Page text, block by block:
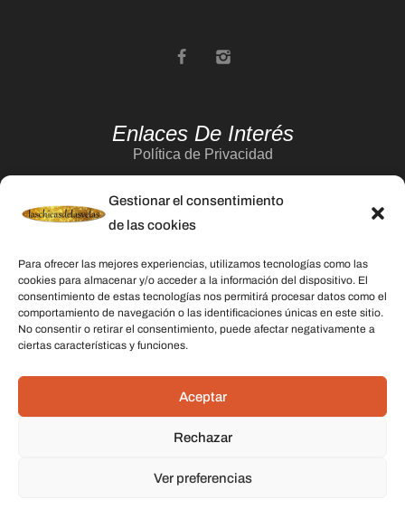
Gestionar el consentimiento
de las cookies
Para ofrecer las mejores experiencias, utilizamos tecnologías como las
cookies para almacenar y/o acceder a la información del dispositivo. El
consentimiento de estas tecnologías nos permitirá procesar datos como el
comportamiento de navegación o las identificaciones únicas en este sitio.
No consentir o retirar el consentimiento, puede afectar negativamente a
ciertas características y funciones.
Aceptar
Rechazar
Ver preferencias
Enlaces De Interés
Política de Privacidad
Política de Cookies
Categorías
Velas
Aceites esenciales
Aguas rituales y colonias